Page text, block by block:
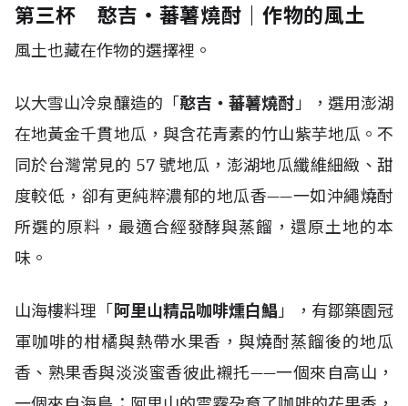
第三杯 憨吉・蕃薯燒酎｜作物的風土
風土也藏在作物的選擇裡。
以大雪山冷泉釀造的「憨吉・蕃薯燒酎」，選用澎湖
在地黃金千貫地瓜，與含花青素的竹山紫芋地瓜。不
同於台灣常見的 57 號地瓜，澎湖地瓜纖維細緻、甜
度較低，卻有更純粹濃郁的地瓜香——一如沖繩燒酎
所選的原料，最適合經發酵與蒸餾，還原土地的本
味。
山海樓料理「阿里山精品咖啡燻白鯧」，有鄒築園冠
軍咖啡的柑橘與熱帶水果香，與燒酎蒸餾後的地瓜
香、熟果香與淡淡蜜香彼此襯托——一個來自高山，